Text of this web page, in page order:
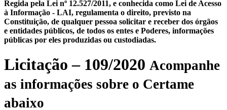
Regida pela Lei nº 12.527/2011, e conhecida como Lei de Acesso
à Informação - LAI, regulamenta o direito, previsto na
Constituição, de qualquer pessoa solicitar e receber dos órgãos
e entidades públicos, de todos os entes e Poderes, informações
públicas por eles produzidas ou custodiadas.
Licitação – 109/2020 Acompanhe
as informações sobre o Certame
abaixo